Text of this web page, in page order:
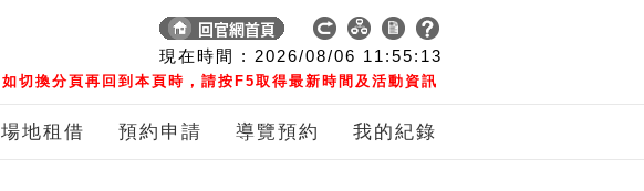
現在時間 : 2026/08/06 11:55:14
如切換分頁再回到本頁時，請按F5取得最新時間及活動資訊
場地租借 預約申請 導覽預約 我的紀錄